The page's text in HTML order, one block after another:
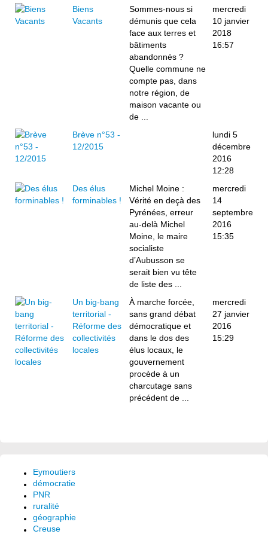
Biens
Vacants
Sommes-nous si
démunis que cela
face aux terres et
bâtiments
abandonnés ?
Quelle commune ne
compte pas, dans
notre région, de
maison vacante ou
de ...
mercredi
10 janvier
2018
16:57
Brève n°53 -
12/2015
lundi 5
décembre
2016
12:28
Des élus
forminables !
Michel Moine :
Vérité en deçà des
Pyrénées, erreur
au-delà Michel
Moine, le maire
socialiste
d’Aubusson se
serait bien vu tête
de liste des ...
mercredi
14
septembre
2016
15:35
Un big-bang
territorial -
Réforme des
collectivités
locales
À marche forcée,
sans grand débat
démocratique et
dans le dos des
élus locaux, le
gouvernement
procède à un
charcutage sans
précédent de ...
mercredi
27 janvier
2016
15:29
Eymoutiers
démocratie
PNR
ruralité
géographie
Creuse